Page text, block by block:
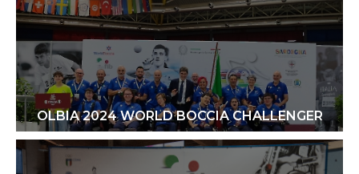
OLBIA 2024 WORLD BOCCIA CHALLENGER